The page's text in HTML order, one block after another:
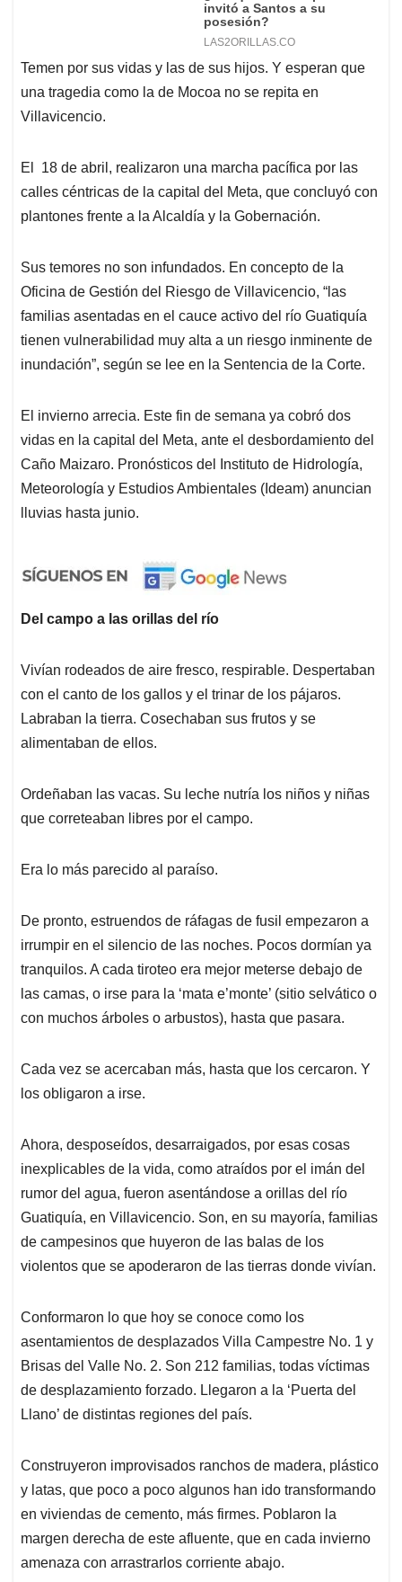
Temen por sus vidas y las de sus hijos. Y esperan que
una tragedia como la de Mocoa no se repita en
Villavicencio.
El 18 de abril, realizaron una marcha pacífica por las
calles céntricas de la capital del Meta, que concluyó con
plantones frente a la Alcaldía y la Gobernación.
Sus temores no son infundados. En concepto de la
Oficina de Gestión del Riesgo de Villavicencio, “las
familias asentadas en el cauce activo del río Guatiquía
tienen vulnerabilidad muy alta a un riesgo inminente de
inundación”, según se lee en la Sentencia de la Corte.
El invierno arrecia. Este fin de semana ya cobró dos
vidas en la capital del Meta, ante el desbordamiento del
Caño Maizaro. Pronósticos del Instituto de Hidrología,
Meteorología y Estudios Ambientales (Ideam) anuncian
lluvias hasta junio.
Del campo a las orillas del río
Vivían rodeados de aire fresco, respirable. Despertaban
con el canto de los gallos y el trinar de los pájaros.
Labraban la tierra. Cosechaban sus frutos y se
alimentaban de ellos.
Ordeñaban las vacas. Su leche nutría los niños y niñas
que correteaban libres por el campo.
Era lo más parecido al paraíso.
De pronto, estruendos de ráfagas de fusil empezaron a
irrumpir en el silencio de las noches. Pocos dormían ya
tranquilos. A cada tiroteo era mejor meterse debajo de
las camas, o irse para la ‘mata e’monte’ (sitio selvático o
con muchos árboles o arbustos), hasta que pasara.
Cada vez se acercaban más, hasta que los cercaron. Y
los obligaron a irse.
Ahora, desposeídos, desarraigados, por esas cosas
inexplicables de la vida, como atraídos por el imán del
rumor del agua, fueron asentándose a orillas del río
Guatiquía, en Villavicencio. Son, en su mayoría, familias
de campesinos que huyeron de las balas de los
violentos que se apoderaron de las tierras donde vivían.
Conformaron lo que hoy se conoce como los
asentamientos de desplazados Villa Campestre No. 1 y
Brisas del Valle No. 2. Son 212 familias, todas víctimas
de desplazamiento forzado. Llegaron a la ‘Puerta del
Llano’ de distintas regiones del país.
Construyeron improvisados ranchos de madera, plástico
y latas, que poco a poco algunos han ido transformando
en viviendas de cemento, más firmes. Poblaron la
margen derecha de este afluente, que en cada invierno
amenaza con arrastrarlos corriente abajo.